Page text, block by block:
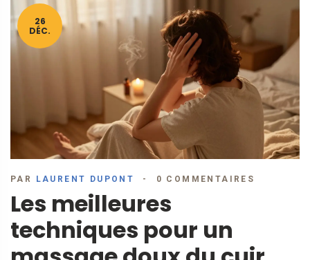
26
DÉC.
PAR LAURENT DUPONT 0 COMMENTAIRES
Les meilleures
techniques pour un